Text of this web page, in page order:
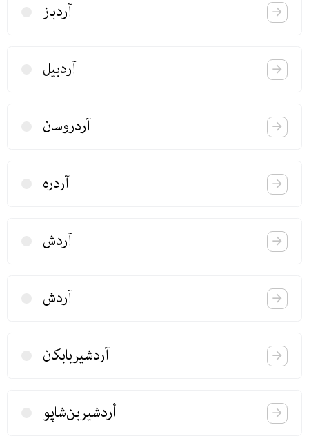
آردباز
آردبیل
آردروسان
آردره
آردش
آردش
آردشیربابكان
أردشیربن‌شاپو